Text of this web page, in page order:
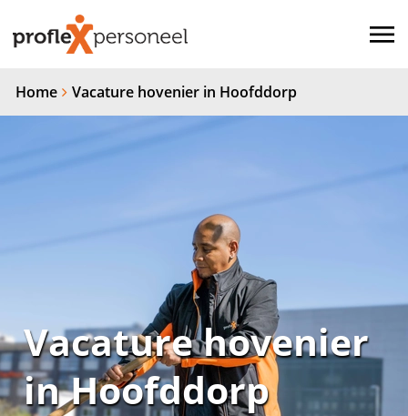
Home Vacature hovenier in Hoofddorp
Vacature hovenier
in Hoofddorp